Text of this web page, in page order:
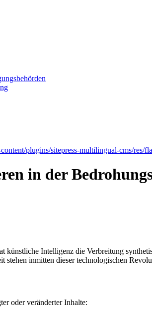
plugins/sitepress-multilingual-cms/
in der
künstliche Intelligenz die Verbreitung
inmitten dieser technologischen
oder veränderter Inhalte: